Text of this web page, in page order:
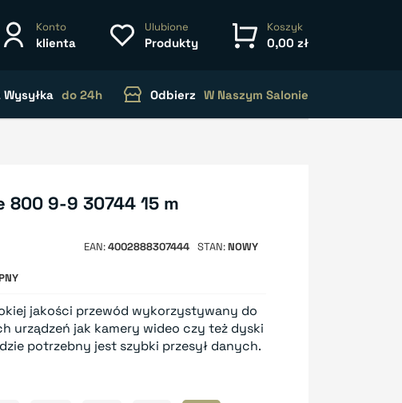
Konto
klienta
Ulubione
Produkty
Koszyk
0,00 zł
do 24h Odbierz W Naszym Salonie
800 9-9 30744 15 m
EAN 4002888307444 STAN NOWY
jakości przewód wykorzystywany do
urządzeń jak kamery wideo czy też dyski
potrzebny jest szybki przesył danych.